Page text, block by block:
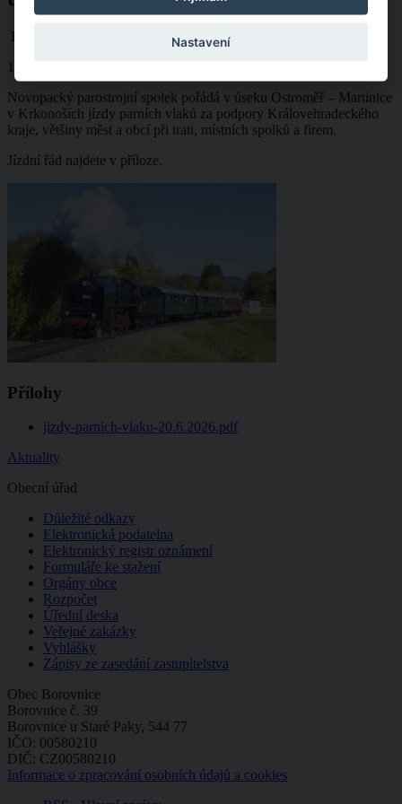
Eva Tajbrová
155 let trati Velký Osek - Trutnov
Novopacký parostrojní spolek pořádá v úseku Ostroměř – Martinice
v Krkonoších jízdy parních vlaků za podpory Královehradeckého
kraje, většiny měst a obcí při trati, místních spolků a firem.
Jízdní řád najdete v příloze.
Přílohy
jizdy-parnich-vlaku-20.6.2026.pdf
Aktuality
Obecní úřad
Důležité odkazy
Elektronická podatelna
Elektronický registr oznámení
Formuláře ke stažení
Orgány obce
Rozpočet
Úřední deska
Veřejné zakázky
Vyhlášky
Zápisy ze zasedání zastupitelstva
Obec Borovnice
Borovnice č. 39
Borovnice u Staré Paky, 544 77
IČO: 00580210
DIČ: CZ00580210
Informace o zpracování osobních údajů a cookies
Nastavení